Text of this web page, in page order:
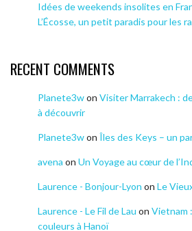
Idées de weekends insolites en
L’Écosse, un petit paradis pour les
RECENT COMMENTS
Planete3won Visiter Marrakech :
à découvrir
Planete3won Îles des Keys – un
avena on Un Voyage au cœur de
Laurence - Bonjour-Lyon on Le
Laurence - Le Fil de Lau on Vietnam
couleurs à Hanoï